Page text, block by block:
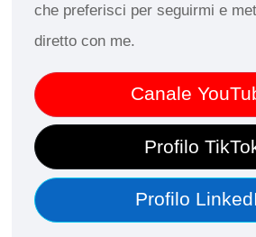
che preferisci per seguirmi e
diretto con me.
Canale
Profilo
Profilo